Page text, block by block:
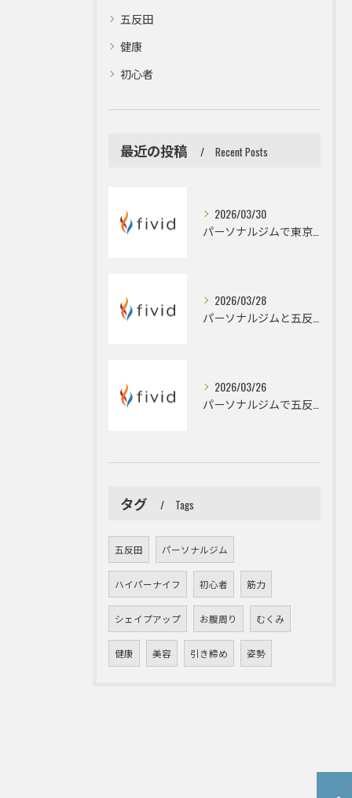
五反田
健康
初心者
最近の投稿 Recent Posts
2026/03/30
2026/03/28
2026/03/26
タグ Tags
五反田 パーソナルジム
ハイパーナイフ 初心者 筋力
シェイプアップ お腹周り むくみ
健康 美容 引き締め 姿勢